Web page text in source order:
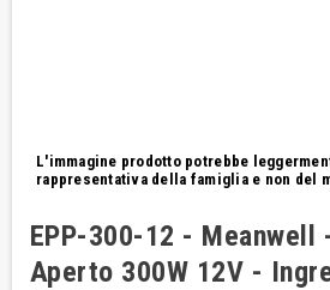
L'immagine prodotto potrebbe
rappresentativa della famiglia e non del
EPP-300-12 -
Aperto 300W 12V -